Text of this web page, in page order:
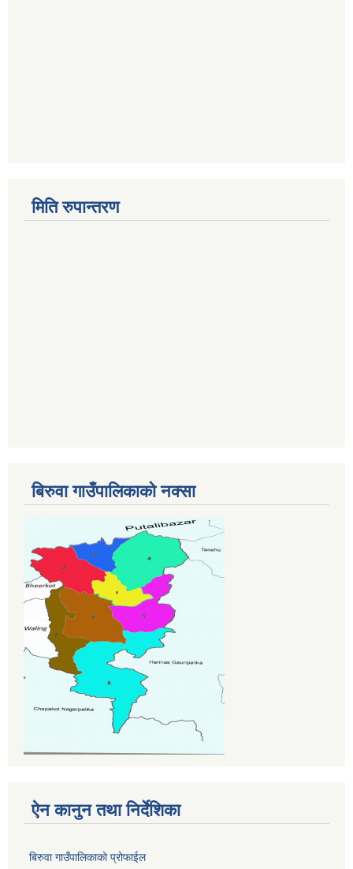
मिति रुपान्तरण
बिरुवा गाउँपालिकाको नक्सा
ऐन कानुन तथा निर्देशिका
बिरुवा गाउँपालिकाको प्रोफाईल